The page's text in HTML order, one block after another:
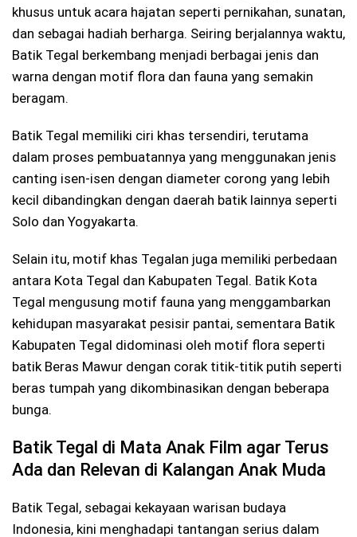
khusus untuk acara hajatan seperti pernikahan, sunatan,
dan sebagai hadiah berharga. Seiring berjalannya waktu,
Batik Tegal berkembang menjadi berbagai jenis dan
warna dengan motif flora dan fauna yang semakin
beragam.
Batik Tegal memiliki ciri khas tersendiri, terutama
dalam proses pembuatannya yang menggunakan jenis
canting isen-isen dengan diameter corong yang lebih
kecil dibandingkan dengan daerah batik lainnya seperti
Solo dan Yogyakarta.
Selain itu, motif khas Tegalan juga memiliki perbedaan
antara Kota Tegal dan Kabupaten Tegal. Batik Kota
Tegal mengusung motif fauna yang menggambarkan
kehidupan masyarakat pesisir pantai, sementara Batik
Kabupaten Tegal didominasi oleh motif flora seperti
batik Beras Mawur dengan corak titik-titik putih seperti
beras tumpah yang dikombinasikan dengan beberapa
bunga.
Batik Tegal di Mata Anak Film agar Terus
Ada dan Relevan di Kalangan Anak Muda
Batik Tegal, sebagai kekayaan warisan budaya
Indonesia, kini menghadapi tantangan serius dalam